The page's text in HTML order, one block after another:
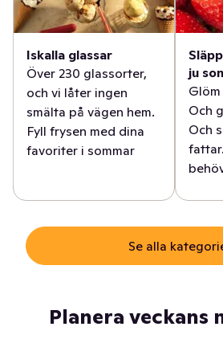
Iskalla glassar
Över 230 glassorter,
och vi låter ingen
smälta på vägen hem.
Fyll frysen med dina
favoriter i sommar
ju
Och
Och
Se alla
Planera veckans